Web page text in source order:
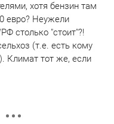
хотя бензин там
евро? Неужели
столько "стоит"?!
(т.е. есть кому
Климат тот же, если